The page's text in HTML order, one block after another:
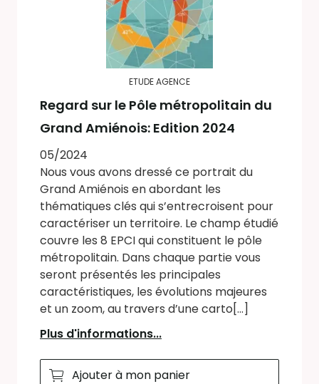
ETUDE AGENCE
Regard sur le Pôle métropolitain du
Grand Amiénois: Edition 2024
05/2024
Nous vous avons dressé ce portrait du
Grand Amiénois en abordant les
thématiques clés qui s’entrecroisent pour
caractériser un territoire. Le champ étudié
couvre les 8 EPCI qui constituent le pôle
métropolitain. Dans chaque partie vous
seront présentés les principales
caractéristiques, les évolutions majeures
et un zoom, au travers d’une carto[...]
Plus d'informations...
Ajouter à mon panier